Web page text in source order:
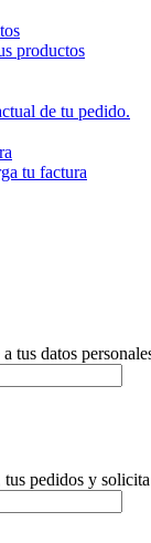
productos
de tu pedido.
tu factura
tus datos
tus pedidos y